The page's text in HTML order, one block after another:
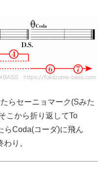
らセーニョマーク(Sみた
こから折り返してTo
らCoda(コーダ)に飛ん
り。